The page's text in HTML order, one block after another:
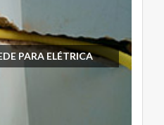
PARA ELÉTRICA